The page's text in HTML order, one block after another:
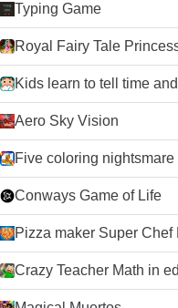
Typing Game
Royal Fairy Tale
Kids learn to tell time
Aero Sky Vision
Five coloring nightsmare
Conways Game of Life
Pizza maker Super
Crazy Teacher Math in